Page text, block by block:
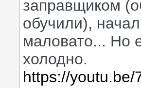
заправщиком
обучили),
маловато... Но
холодно.
https://youtu.be/